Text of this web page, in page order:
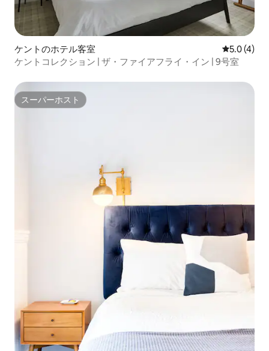
ケントのホテル客室 レビュー4
5.0 (4)
ケントコレクション | ザ・ファイアフライ・イン | 9号室
スーパーホスト
スーパーホスト